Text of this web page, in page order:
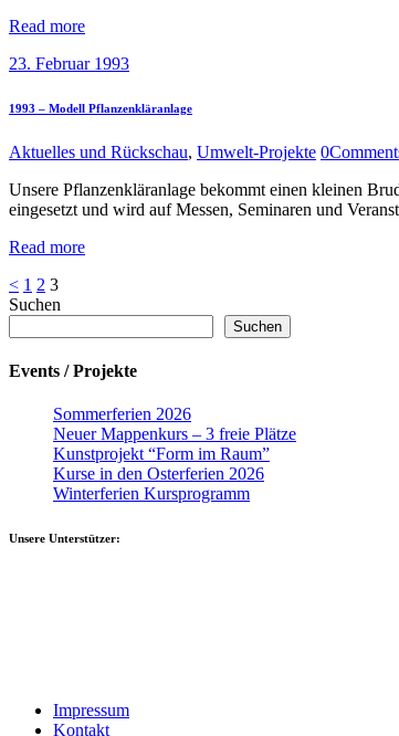
Read more
23. Februar 1993
1993 – Modell Pflanzenkläranlage
Aktuelles und Rückschau, Umwelt-Projekte 0
Unsere Pflanzenkläranlage bekommt einen kleinen
eingesetzt und wird auf Messen, Seminaren und
Read more
Seitennummerierung
der
Beiträge
< Page
1 Page
2 Page
3
Suchen
Suchen
Events / Projekte
Sommerferien 2026
Neuer Mappenkurs – 3 freie Plätze
Kunstprojekt “Form im Raum”
Kurse in den Osterferien 2026
Winterferien Kursprogramm
Unsere Unterstützer:
Impressum
Kontakt